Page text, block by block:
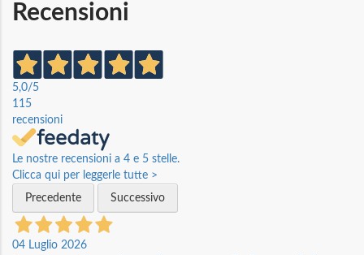
Recensioni
5,0/5
115
recensioni
Le nostre recensioni a 4 e 5 stelle.
Clicca qui per leggerle tutte >
Precedente
Successivo
04 Luglio 2026